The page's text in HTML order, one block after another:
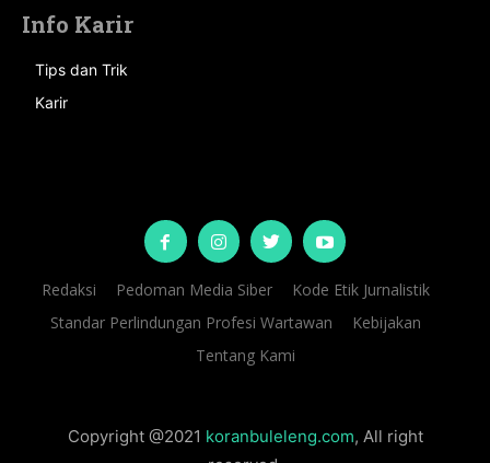
Info Karir
Tips dan Trik
Karir
Redaksi Pedoman Media Siber
Kode Etik Jurnalistik
Standar Perlindungan Profesi Wartawan
Kebijakan
Tentang Kami
Copyright @2021 koranbuleleng.com, All right